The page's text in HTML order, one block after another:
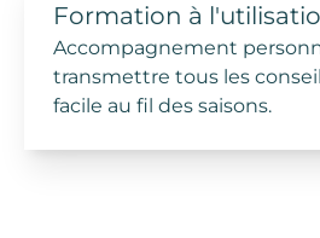
Formation à
Accompagnement
transmettre tous les
facile au fil des saisons.